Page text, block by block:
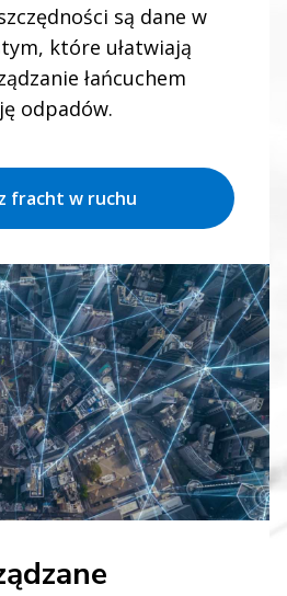
są dane w
które ułatwiają
łańcuchem
odpadów.
fracht w ruchu